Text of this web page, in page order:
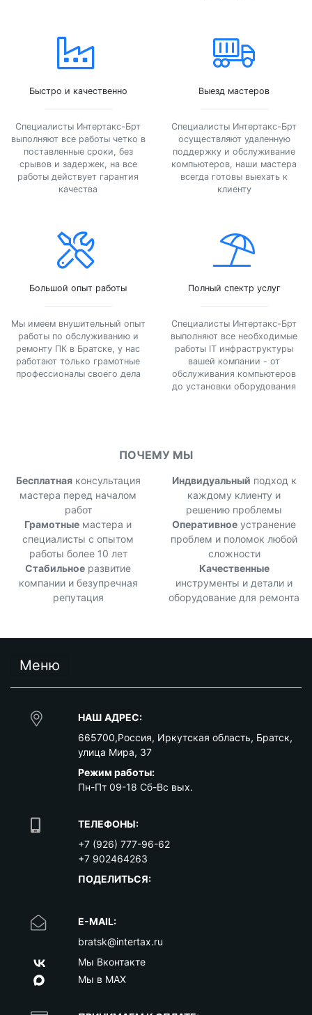
Быстро и качественно
Специалисты Интертакс-Брт
выполняют все работы четко в
поставленные сроки, без
срывов и задержек, на все
работы действует гарантия
качества
Выезд мастеров
Специалисты Интертакс-Брт
осуществляют удаленную
поддержку и обслуживание
компьютеров, наши мастера
всегда готовы выехать к
клиенту
Большой опыт работы
Мы имеем внушительный опыт
работы по обслуживанию и
ремонту ПК в Братске, у нас
работают только грамотные
профессионалы своего дела
Полный спектр услуг
Специалисты Интертакс-Брт
выполняют все необходимые
работы IT инфраструктуры
вашей компании - от
обслуживания компьютеров
до установки оборудования
ПОЧЕМУ МЫ
Бесплатнаяконсультация
мастера перед началом
работ
Индвидуальный подход к
каждому клиенту и
решению проблемы
Грамотные мастера и
специалисты с опытом
работы более 10 лет
Оперативное устранение
проблем и поломок любой
сложности
Стабильное развитие
компании и безупречная
репутация
Качественные
инструменты и детали и
оборудование для ремонта
Меню
НАШ АДРЕС:
665700,Россия, Иркутская область, Братск,
улица Мира, 37
Режим работы:
Пн-Пт 09-18 Сб-Вс вых.
ТЕЛЕФОНЫ:
+7 (926) 777-96-62
+7 902464263
ПОДЕЛИТЬСЯ:
E-MAIL:
bratsk@intertax.ru
Мы Вконтакте
Мы в MAX